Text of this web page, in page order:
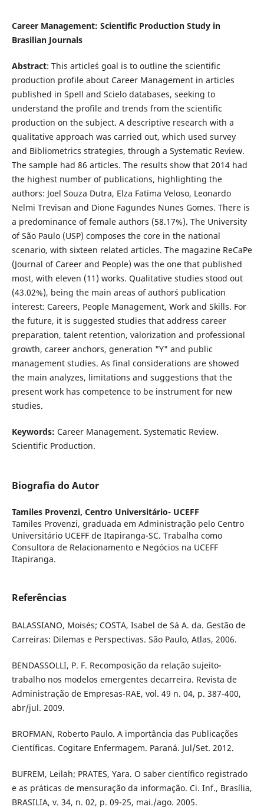
Career Management: Scientific Production Study in
Brasilian Journals
Abstract: This article´s goal is to outline the scientific
production profile about Career Management in articles
published in Spell and Scielo databases, seeking to
understand the profile and trends from the scientific
production on the subject. A descriptive research with a
qualitative approach was carried out, which used survey
and Bibliometrics strategies, through a Systematic Review.
The sample had 86 articles. The results show that 2014 had
the highest number of publications, highlighting the
authors: Joel Souza Dutra, Elza Fatima Veloso, Leonardo
Nelmi Trevisan and Dione Fagundes Nunes Gomes. There is
a predominance of female authors (58.17%). The University
of São Paulo (USP) composes the core in the national
scenario, with sixteen related articles. The magazine ReCaPe
(Journal of Career and People) was the one that published
most, with eleven (11) works. Qualitative studies stood out
(43.02%), being the main areas of author´s publication
interest: Careers, People Management, Work and Skills. For
the future, it is suggested studies that address career
preparation, talent retention, valorization and professional
growth, career anchors, generation "Y" and public
management studies. As final considerations are showed
the main analyzes, limitations and suggestions that the
present work has competence to be instrument for new
studies.
Keywords: Career Management. Systematic Review.
Scientific Production.
Biografia do Autor
Tamiles Provenzi, Centro Universitário- UCEFF
Tamiles Provenzi, graduada em Administração pelo Centro
Universitário UCEFF de Itapiranga-SC. Trabalha como
Consultora de Relacionamento e Negócios na UCEFF
Itapiranga.
Referências
BALASSIANO, Moisés; COSTA, Isabel de Sá A. da. Gestão de
Carreiras: Dilemas e Perspectivas. São Paulo, Atlas, 2006.
BENDASSOLLI, P. F. Recomposição da relação sujeito-
trabalho nos modelos emergentes decarreira. Revista de
Administração de Empresas-RAE, vol. 49 n. 04, p. 387-400,
abr/jul. 2009.
BROFMAN, Roberto Paulo. A importância das Publicações
Científicas. Cogitare Enfermagem. Paraná. Jul/Set. 2012.
BUFREM, Leilah; PRATES, Yara. O saber científico registrado
e as práticas de mensuração da informação. Ci. Inf., Brasília,
BRASILIA, v. 34, n. 02, p. 09-25, mai./ago. 2005.